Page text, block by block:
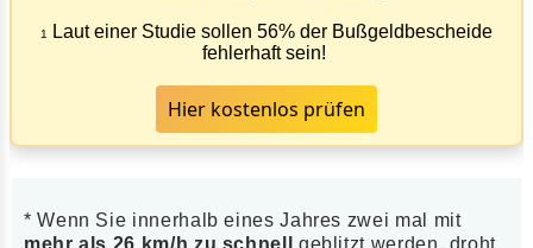
1
Laut einer Studie sollen 56% der Bußgeldbescheide
fehlerhaft sein!
Hier kostenlos prüfen
* Wenn Sie innerhalb eines Jahres zwei mal mit
mehr als 26 km/h zu schnell
geblitzt werden, droht